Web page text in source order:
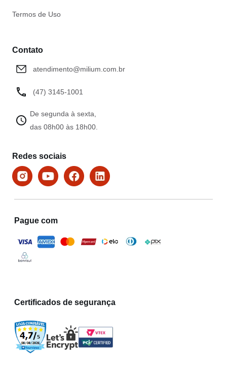
Termos de Uso
Contato
atendimento@milium.com.br
(47) 3145-1001
De segunda à sexta,
das 08h00 às 18h00.
Redes sociais
Pague com
Certificados de segurança